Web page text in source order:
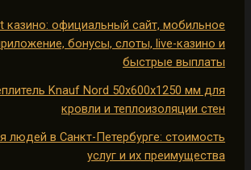
казино: официальный сайт, мобильное
бонусы, слоты, live-казино и
быстрые выплаты
Knauf Nord 50х600х1250 мм для
кровли и теплоизоляции стен
людей в Санкт-Петербурге: стоимость
услуг и их преимущества